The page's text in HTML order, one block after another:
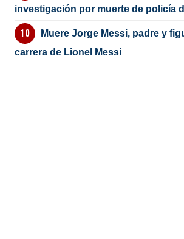
investigación por muerte de policía
Muere Jorge Messi, padre y
carrera de Lionel Messi